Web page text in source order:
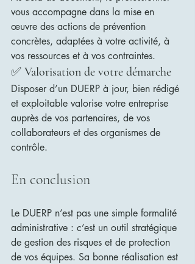
vous accompagne dans la mise en
œuvre des actions de prévention
concrètes, adaptées à votre activité, à
vos ressources et à vos contraintes.
✅ Valorisation de votre démarche
Disposer d’un DUERP à jour, bien rédigé
et exploitable valorise votre entreprise
auprès de vos partenaires, de vos
collaborateurs et des organismes de
contrôle.
En conclusion
Le DUERP n’est pas une simple formalité
administrative : c’est un outil stratégique
de gestion des risques et de protection
de vos équipes. Sa bonne réalisation est